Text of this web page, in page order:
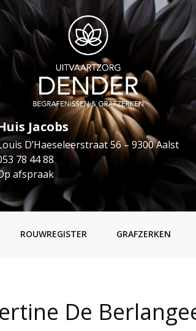
Jacobs
D’Haeseleerstraat 56 – 9300 Aalst
78 44 88
afspraak
ROUWREGISTER GRAFZERKEN
De